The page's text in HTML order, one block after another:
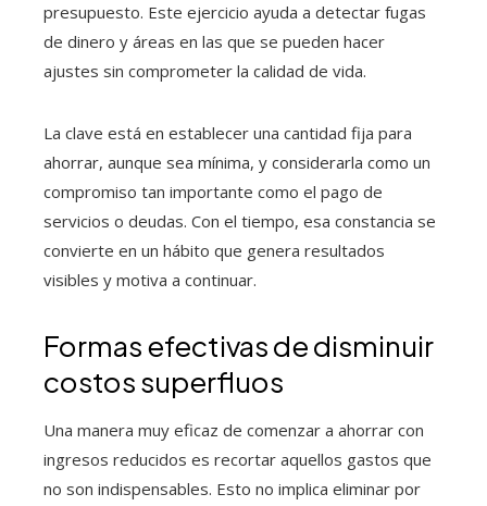
presupuesto. Este ejercicio ayuda a detectar fugas
de dinero y áreas en las que se pueden hacer
ajustes sin comprometer la calidad de vida.
La clave está en establecer una cantidad fija para
ahorrar, aunque sea mínima, y considerarla como un
compromiso tan importante como el pago de
servicios o deudas. Con el tiempo, esa constancia se
convierte en un hábito que genera resultados
visibles y motiva a continuar.
Formas efectivas de disminuir
costos superfluos
Una manera muy eficaz de comenzar a ahorrar con
ingresos reducidos es recortar aquellos gastos que
no son indispensables. Esto no implica eliminar por